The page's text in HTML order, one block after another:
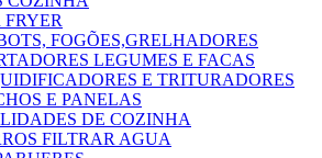
FRYER
FOGÕES,GRELHADORES
LEGUMES E FACAS
E TRITURADORES
E PANELAS
DE COZINHA
FILTRAR AGUA